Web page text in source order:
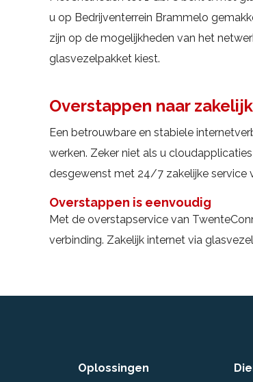
u op Bedrijventerrein Brammelo
zijn op de mogelijkheden van het
glasvezelpakket kiest.
Overstappen naar
Een betrouwbare en stabiele
werken. Zeker niet als u
desgewenst met 24/7 zakelijke service
Overstappen is eenvoudig
Met de overstapservice van
verbinding. Zakelijk internet via
Oplossingen